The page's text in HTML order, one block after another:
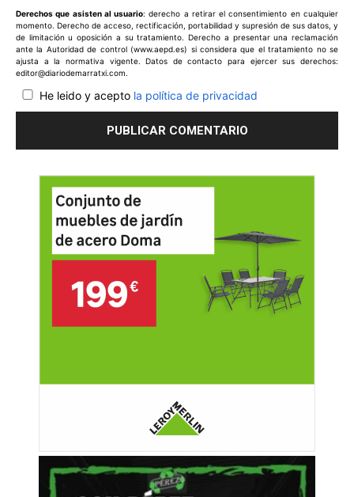
Derechos que asisten al usuario: derecho a retirar el consentimiento en cualquier
momento. Derecho de acceso, rectificación, portabilidad y supresión de sus datos, y
de limitación u oposición a su tratamiento. Derecho a presentar una reclamación
ante la Autoridad de control (www.aepd.es) si considera que el tratamiento no se
ajusta a la normativa vigente. Datos de contacto para ejercer sus derechos:
editor@diariodemarratxi.com.
He leido y acepto la política de privacidad